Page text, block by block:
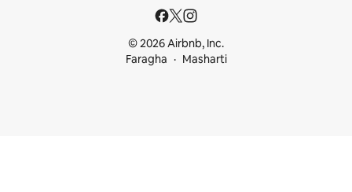
© 2026 Airbnb, Inc.
Faragha
Masharti